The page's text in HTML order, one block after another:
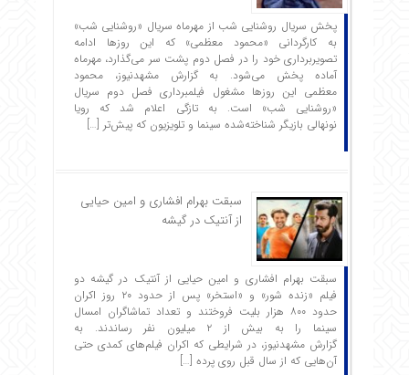
پخش سریال روشنایی شب از مهرماه سریال «روشنایی شب»
به کارگردانی «محمود معظمی» که این روزها ادامه
تصویربرداری خود را در فصل دوم پشت سر می‌گذارد، مهرماه
آماده پخش می‌شود. به گزارش مشهدنیوز، محمود
معظمی این روزها مشغول فیلمبرداری فصل دوم سریال
«روشنایی شب» است. به تازگی اعلام شد که رویا
نونهالی بازیگر شناخته‌شده سینما و تلویزیون که پیش‌تر […]
سبقت بهرام افشاری و امین حیایی
از آنتیک در گیشه
سبقت بهرام افشاری و امین حیایی از آنتیک در گیشه دو
فیلم «زنده شور» و «استخر» پس از حدود ۲۰ روز اکران
حدود ۸۰۰ هزار بلیت فروختند و تعداد تماشاگران امسال
سینما را به بیش از ۲ میلیون نفر رساندند. به
گزارش مشهدنیوز، در شرایطی که اکران فیلم‌های کمدی حتی
آن‌هایی که از سال قبل روی پرده […]